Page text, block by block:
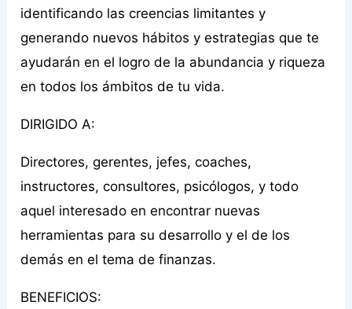
identificando las creencias limitantes y
generando nuevos hábitos y estrategias que te
ayudarán en el logro de la abundancia y riqueza
en todos los ámbitos de tu vida.
DIRIGIDO A:
Directores, gerentes, jefes, coaches,
instructores, consultores, psicólogos, y todo
aquel interesado en encontrar nuevas
herramientas para su desarrollo y el de los
demás en el tema de finanzas.
BENEFICIOS: